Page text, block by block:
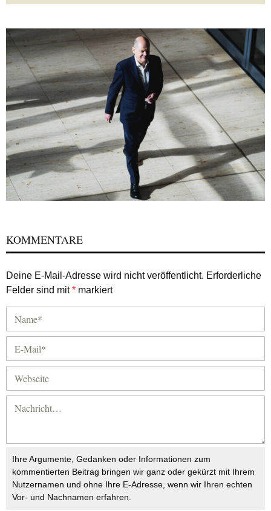
KOMMENTARE
Deine E-Mail-Adresse wird nicht veröffentlicht. Erforderliche
Felder sind mit* markiert
Ihre Argumente, Gedanken oder Informationen zum
kommentierten Beitrag bringen wir ganz oder gekürzt mit Ihrem
Nutzernamen und ohne Ihre E-Adresse, wenn wir Ihren echten
Vor- und Nachnamen erfahren.